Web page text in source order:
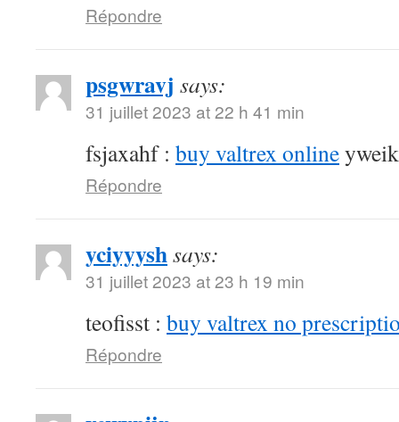
Répondre
psgwravj says:
31 juillet 2023 at 22 h 41 min
fsjaxahf : buy valtrex online
Répondre
yciyyyshsays:
31 juillet 2023 at 23 h 19 min
teofisst : buy valtrex no
Répondre